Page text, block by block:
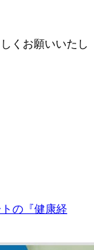
くお願いいたし
の『健康経